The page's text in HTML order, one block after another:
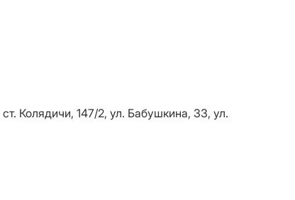
ст. Колядичи, 147/2, ул. Бабушкина, 33, ул.